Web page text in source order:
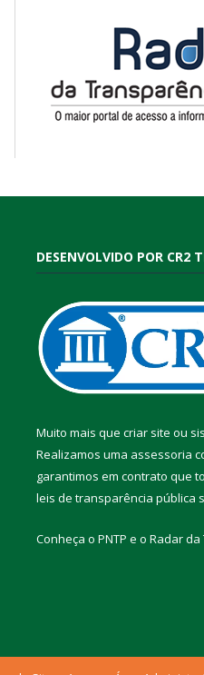
DESENVOLVIDO POR CR2
Muito mais que criar site ou
Realizamos uma assessoria
garantimos em contrato que
leis de transparência pública
Conheça o PNTP e o Radar da